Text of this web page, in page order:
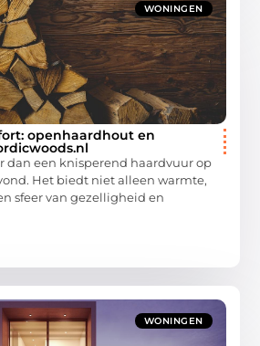
WONINGEN
openhaardhout en
dan een knisperend haardvuur op
Het biedt niet alleen warmte,
sfeer van gezelligheid en
WONINGEN